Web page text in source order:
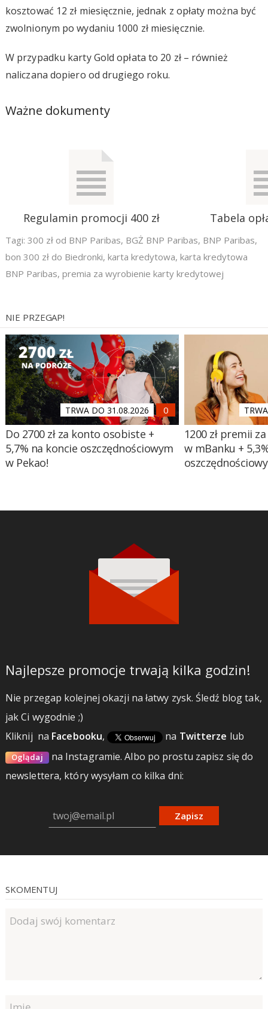
kosztować 12 zł miesięcznie, jednak z opłaty można być
zwolnionym po wydaniu 1000 zł miesięcznie.
W przypadku karty Gold opłata to 20 zł – również
naliczana dopiero od drugiego roku.
Ważne dokumenty
Regulamin promocji 400 zł Tabela
Tagi: 300 zł od BNP Paribas, BGŻ BNP Paribas, BNP Paribas,
bon 300 zł do Biedronki, karta kredytowa, karta kredytowa
BNP Paribas, premia za wyrobienie karty kredytowej
NIE PRZEGAP!
TRWA DO 31.08.2026
Do 2700 zł za konto osobiste +
5,7% na koncie oszczędnościowym
w Pekao!
1200 zł premii
w mBanku +
Najlepsze promocje trwają kilka godzin!
Nie przegap kolejnej okazji na łatwy zysk. Śledź blog tak,
jak Ci wygodnie ;)
Kliknij na Facebooku, na Twitterze lub
Oglądaj na Instagramie.Albo po prostu zapisz się do
newslettera, który wysyłam co kilka dni:
Zapisz
SKOMENTUJ